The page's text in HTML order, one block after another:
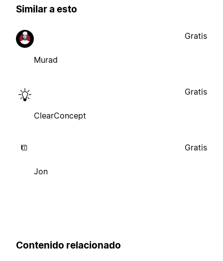
Similar a esto
Murad
Gratis
ClearConcept
Gratis
Jon
Gratis
Contenido relacionado